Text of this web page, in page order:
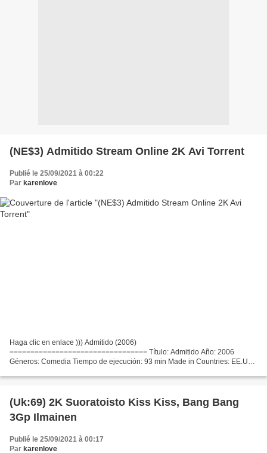
(NE$3) Admitido Stream Online 2K Avi Torrent
Publié le 25/09/2021 à 00:22
Par karenlove
Haga clic en enlace ))) Admitido (2006)
================================= Título: Admitido Año: 2006
Géneros: Comedia Tiempo de ejecución: 93 min Made in Countries: EE.UU,
Cooper,...
(Uk:69) 2K Suoratoisto Kiss Kiss, Bang Bang
3Gp Ilmainen
Publié le 25/09/2021 à 00:17
Par karenlove